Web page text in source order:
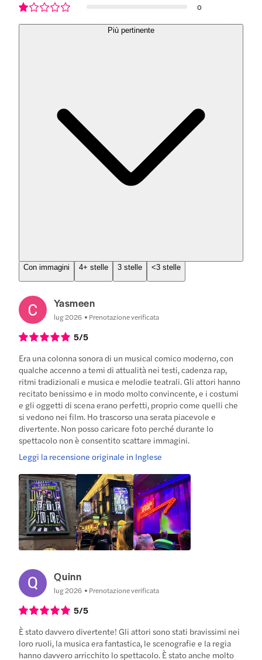
0
Più pertinente
Con immagini 4+ stelle 3 stelle <3 stelle
Yasmeen
lug 2026 Prenotazione verificata
5/5
Era una colonna sonora di un musical comico moderno, con
qualche accenno a temi di attualità nei testi, cadenza rap,
ritmi tradizionali e musica e melodie teatrali. Gli attori hanno
recitato benissimo e in modo molto convincente, e i costumi
e gli oggetti di scena erano perfetti, proprio come quelli che
si vedono nei film. Ho trascorso una serata piacevole e
divertente. Non posso caricare foto perché durante lo
spettacolo non è consentito scattare immagini.
Leggi la recensione originale in Inglese
Quinn
lug 2026 Prenotazione verificata
5/5
È stato davvero divertente! Gli attori sono stati bravissimi nei
loro ruoli, la musica era fantastica, le scenografie e la regia
hanno davvero arricchito lo spettacolo. È stato anche molto